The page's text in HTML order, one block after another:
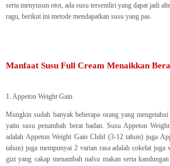
serta menyusun otot, ada susu tersendiri yang dapat jadi
ragu, berikut ini metode mendapatkan susu yang pas.
Manfaat Susu Full Cream Menaikkan
1. Appeton Weight Gain
Mungkin sudah banyak beberapa orang yang
yaitu susu penambah berat badan. Susu Appeton
adalah Appeton Weight Gain Child (3-12 tahun) juga
tahun) juga mempunyai 2 varian rasa adalah cokelat
gizi yang cakap menambah nafsu makan serta